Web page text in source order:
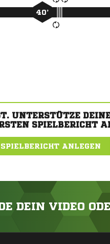
40’
UNTERSTÜTZE
SPIELBERICHT
SPIELBERICHT ANLEGEN
DEIN VIDEO